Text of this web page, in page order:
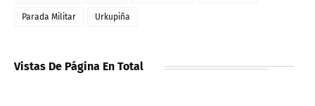
Parada Militar Urkupiña
Vistas De Página En Total